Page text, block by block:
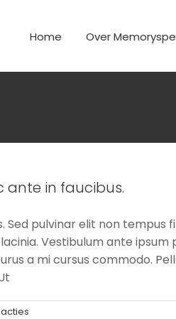
Home Over
in faucibus.
Sed pulvinar elit non tempus
Vestibulum ante
a mi cursus commodo.